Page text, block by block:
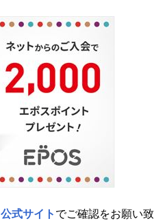
公式サイト でご確認をお願い致